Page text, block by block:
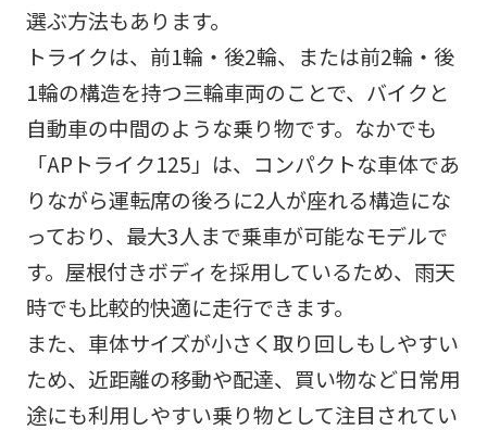
選ぶ方法もあります。
トライクは、前1輪・後2輪、または前2輪・後
1輪の構造を持つ三輪車両のことで、バイクと
自動車の中間のような乗り物です。なかでも
「APトライク125」は、コンパクトな車体であ
りながら運転席の後ろに2人が座れる構造にな
っており、最大3人まで乗車が可能なモデルで
す。屋根付きボディを採用しているため、雨天
時でも比較的快適に走行できます。
また、車体サイズが小さく取り回しもしやすい
ため、近距離の移動や配達、買い物など日常用
途にも利用しやすい乗り物として注目されてい